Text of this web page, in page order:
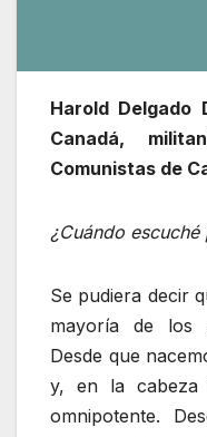
Harold Delgado
Canadá,
Comunistas de
¿Cuándo
Se pudiera decir
mayoría de los
Desde que
y, en la cabeza
omnipotente.